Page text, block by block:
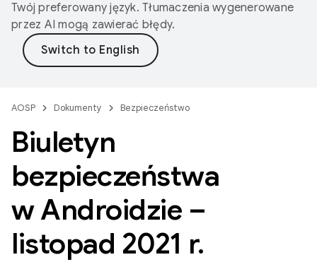
Twój preferowany język. Tłumaczenia wygenerowane
przez AI mogą zawierać błędy.
AOSP Dokumenty Bezpieczeństwo
Biuletyn
bezpieczeństwa
w Androidzie –
listopad 2021 r.